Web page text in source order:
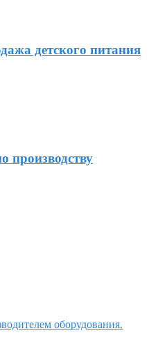
детского питания
производству
оборудования.